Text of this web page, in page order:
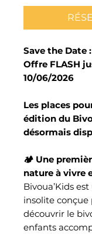
Save the Date
Offre FLASH
10/06/2026
Les places
édition du
désormais
🏕️ Une
nature à vivre
Bivoua’Kids
insolite conçue
découvrir le
enfants